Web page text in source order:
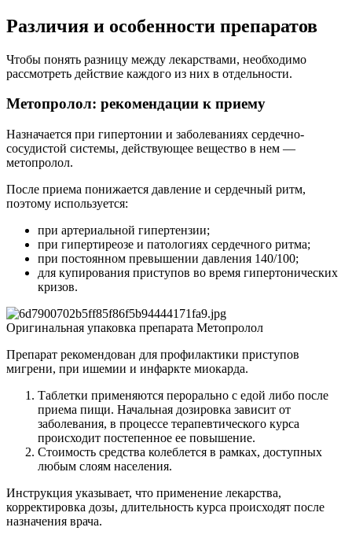
Различия и особенности препаратов
Чтобы понять разницу между лекарствами, необходимо
рассмотреть действие каждого из них в отдельности.
Метопролол: рекомендации к приему
Назначается при гипертонии и заболеваниях сердечно-
сосудистой системы, действующее вещество в нем —
метопролол.
После приема понижается давление и сердечный ритм,
поэтому используется:
при артериальной гипертензии;
при гипертиреозе и патологиях сердечного ритма;
при постоянном превышении давления 140/100;
для купирования приступов во время гипертонических
кризов.
Оригинальная упаковка препарата Метопролол
Препарат рекомендован для профилактики приступов
мигрени, при ишемии и инфаркте миокарда.
Таблетки применяются перорально с едой либо после
приема пищи. Начальная дозировка зависит от
заболевания, в процессе терапевтического курса
происходит постепенное ее повышение.
Стоимость средства колеблется в рамках, доступных
любым слоям населения.
Инструкция указывает, что применение лекарства,
корректировка дозы, длительность курса происходят после
назначения врача.